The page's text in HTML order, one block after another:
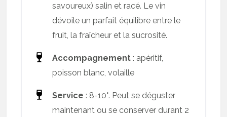
savoureux) salin et racé. Le vin
dévoile un parfait équilibre entre le
fruit, la fraîcheur et la sucrosité.
Accompagnement : apéritif,
poisson blanc, volaille
Service : 8-10°. Peut se déguster
maintenant ou se conserver durant 2